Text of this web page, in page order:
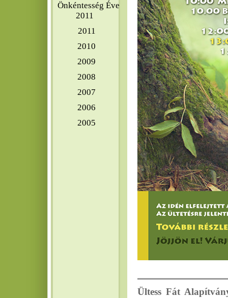
Önkéntesség Éve
2011
2011
2010
2009
2008
2007
2006
2005
Ültess Fát